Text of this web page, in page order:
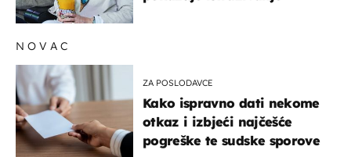
NOVAC
ZA POSLODAVCE
Kako ispravno dati nekome
otkaz i izbjeći najčešće
pogreške te sudske sporove